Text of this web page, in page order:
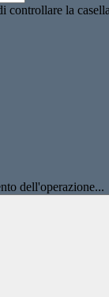
controllare la
dell'operazione...